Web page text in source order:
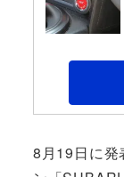
8月19日に発